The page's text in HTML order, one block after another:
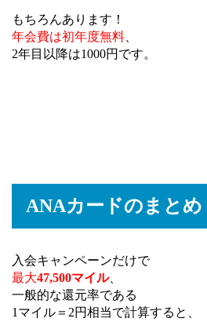
もちろんあります！
年会費は初年度無料
2年目以降は1000円です。
ANAカードのまとめ
入会キャンペーンだけで
最大47,500マイル、
一般的な還元率である
1マイル＝2円相当で計算すると、